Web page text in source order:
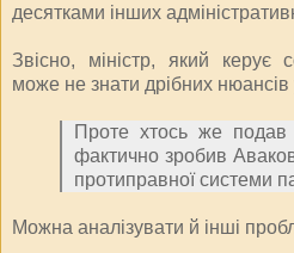
десятками інших
Звісно, міністр, який керує
може не знати дрібних нюансів
Проте хтось же подав
фактично зробив
протиправної системи
Можна аналізувати й інші